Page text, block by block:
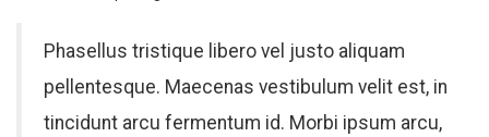
Phasellus tristique libero vel justo aliquam
pellentesque. Maecenas vestibulum velit est, in
tincidunt arcu fermentum id. Morbi ipsum arcu,